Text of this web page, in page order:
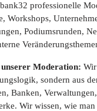
professionelle
Workshops,
Podiumsrunden,
unserer Moderation:
sondern aus
Banken,
Wir wissen, wie